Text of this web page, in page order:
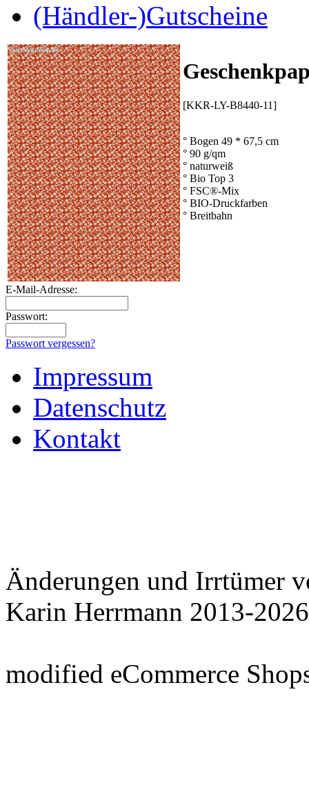
(Händler-)Gutscheine
[KKR-LY-B8440-11]
° Bogen 49 * 67,5 cm
° 90 g/qm
° naturweiß
° Bio Top 3
° FSC®-Mix
° BIO-Druckfarben
° Breitbahn
E-Mail-Adresse:
Passwort:
Passwort vergessen?
Impressum
Datenschutz
Kontakt
Änderungen und Irrtümer
Karin Herrmann 2013-2026
modified eCommerce